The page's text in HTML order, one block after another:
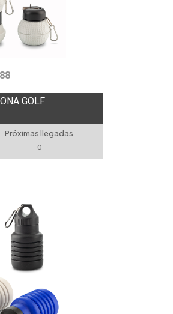
GOLF
Próximas llegadas
0